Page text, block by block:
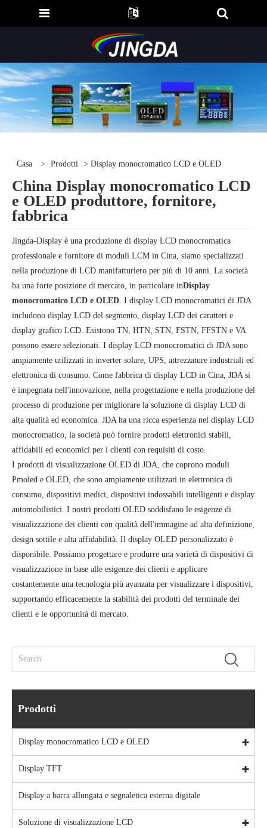
Casa > Prodotti > Display monocromatico LCD e OLED
China Display monocromatico LCD
e OLED produttore, fornitore,
fabbrica
Jingda-Display è una produzione di display LCD monocromatica
professionale e fornitore di moduli LCM in Cina, siamo specializzati
nella produzione di LCD manifatturiero per più di 10 anni. La società
ha una forte posizione di mercato, in particolare inDisplay
monocromatico LCD e OLED. I display LCD monocromatici di JDA
includono display LCD del segmento, display LCD dei caratteri e
display grafico LCD. Esistono TN, HTN, STN, FSTN, FFSTN e VA
possono essere selezionati. I display LCD monocromatici di JDA sono
ampiamente utilizzati in inverter solare, UPS, attrezzature industriali ed
elettronica di consumo. Come fabbrica di display LCD in Cina, JDA si
è impegnata nell'innovazione, nella progettazione e nella produzione del
processo di produzione per migliorare la soluzione di display LCD di
alta qualità ed economica. JDA ha una ricca esperienza nel display LCD
monocromatico, la società può fornire prodotti elettronici stabili,
affidabili ed economici per i clienti con requisiti di costo.
I prodotti di visualizzazione OLED di JDA, che coprono moduli
Pmoled e OLED, che sono ampiamente utilizzati in elettronica di
consumo, dispositivi medici, dispositivi indossabili intelligenti e display
automobilistici. I nostri prodotti OLED soddisfano le esigenze di
visualizzazione dei clienti con qualità dell'immagine ad alta definizione,
design sottile e alta affidabilità. Il display OLED personalizzato è
disponibile. Possiamo progettare e produrre una varietà di dispositivi di
visualizzazione in base alle esigenze dei clienti e applicare
costantemente una tecnologia più avanzata per visualizzare i dispositivi,
supportando efficacemente la stabilità dei prodotti del terminale dei
clienti e le opportunità di mercato.
Prodotti
Display monocromatico LCD e OLED
Display TFT
Display a barra allungata e segnaletica esterna digitale
Soluzione di visualizzazione LCD